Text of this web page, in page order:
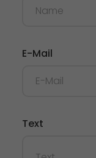
E-Mail
Text